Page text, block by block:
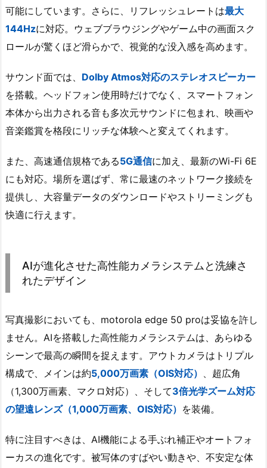
可能にしています。さらに、リフレッシュレートは最大
144Hzに対応。ウェブブラウジングやゲーム中の画面スク
ロールが驚くほど滑らかで、視覚的な没入感を高めます。
サウンド面では、 Dolby Atmos対応のステレオスピーカー
を搭載。ヘッドフォン使用時だけでなく、スマートフォン
本体から出力される音も多次元サウンドに包まれ、映画や
音楽鑑賞を格段にリッチな体験へと変えてくれます。
また、高速通信規格である5G通信に加え、最新のWi-Fi 6E
にも対応。場所を選ばず、常に最速のネットワーク接続を
提供し、大容量データのダウンロードやストリーミングも
快適に行えます。
AIが進化させた高性能カメラシステムと洗練さ
れたデザイン
写真撮影においても、motorola edge 50 proは妥協を許し
ません。AIを搭載した高性能カメラシステムは、あらゆる
シーンで最高の瞬間を捉えます。アウトカメラはトリプル
構成で、メインは約5,000万画素（OIS対応）
、超広角
（1,300万画素、マクロ対応）、そして3倍光学ズーム対応
の望遠レンズ（1,000万画素、OIS対応） を装備。
特に注目すべきは、AI機能による手ぶれ補正やオートフォ
ーカスの進化です。被写体のすばやい動きや、不安定な体